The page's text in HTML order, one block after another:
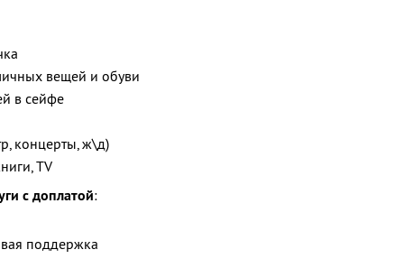
вещей и обуви
в сейфе
концерты, ж\д)
TV
с доплатой:
поддержка